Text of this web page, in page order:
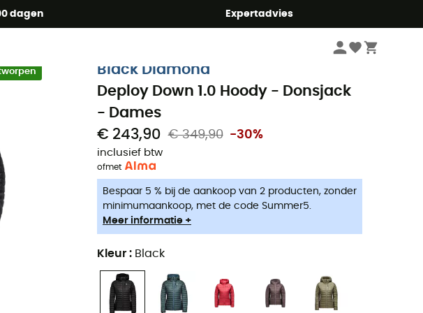
dagen Expertadvies
met code Summer5
Donsjassen & Donsjacks dames
Black Diamond
Deploy Down 1.0 Hoody - Donsjack
- Dames
€ 243,90 € 349,90 -30%
inclusief btw
ofmet
Bespaar 5 % bij de aankoop van 2 producten, zonder
minimumaankoop, met de code Summer5.
Meer informatie +
Kleur : Black